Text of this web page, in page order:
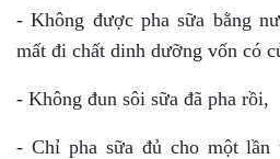
- Không được pha sữa bằng
mất đi chất dinh dưỡng vốn có
- Không đun sôi sữa đã pha rồi,
- Chỉ pha sữa đủ cho một lần